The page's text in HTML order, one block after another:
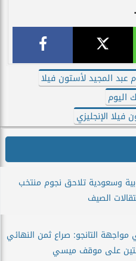
عبد المجيد لأستون فيلا
اليوم
فيلا الإنجليزي
وسعودية تلاحق نجوم منتخب
الصيف
مواجهة التانجو: صراع ثمن النهائي
على موقف ميسي